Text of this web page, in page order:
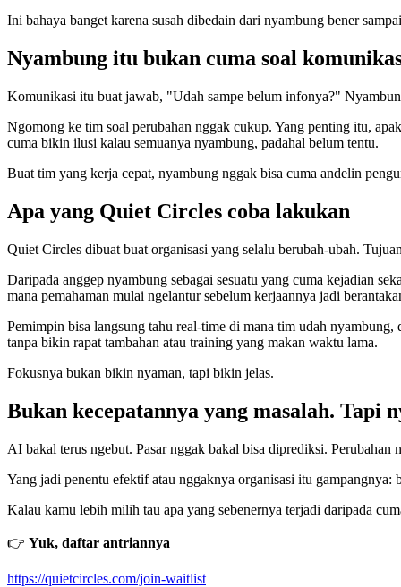
Ini bahaya banget karena susah dibedain dari nyambung bener
Nyambung itu bukan cuma soal
Komunikasi itu buat jawab, "Udah sampe belum infonya?"
Ngomong ke tim soal perubahan nggak cukup. Yang penting itu,
cuma bikin ilusi kalau semuanya nyambung, padahal belum tentu.
Buat tim yang kerja cepat, nyambung nggak bisa cuma andelin
Apa yang Quiet Circles coba lakukan
Quiet Circles dibuat buat organisasi yang selalu berubah-ubah.
Daripada anggep nyambung sebagai sesuatu yang cuma kejadian
mana pemahaman mulai ngelantur sebelum kerjaannya jadi
Pemimpin bisa langsung tahu real-time di mana tim udah
tanpa bikin rapat tambahan atau training yang makan waktu lama.
Fokusnya bukan bikin nyaman, tapi bikin jelas.
Bukan kecepatannya yang masalah. Tapi
AI bakal terus ngebut. Pasar nggak bakal bisa diprediksi. Perubahan
Yang jadi penentu efektif atau nggaknya organisasi itu
Kalau kamu lebih milih tau apa yang sebenernya terjadi daripada
👉 Yuk, daftar antriannya
https://quietcircles.com/join-waitlist